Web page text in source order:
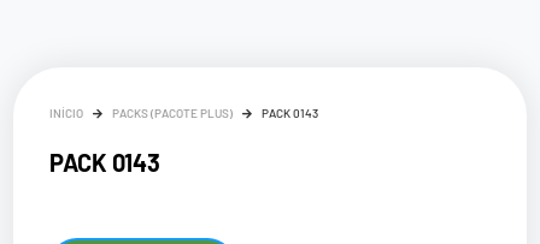
INÍCIO PACKS (PACOTE PLUS) PACK 0143
PACK 0143